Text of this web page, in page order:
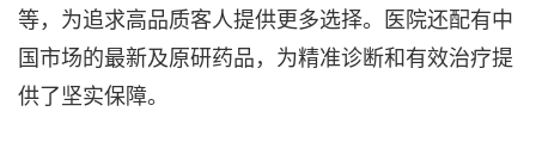
等，为追求高品质客人提供更多选择。医院还配有中
国市场的最新及原研药品，为精准诊断和有效治疗提
供了坚实保障。